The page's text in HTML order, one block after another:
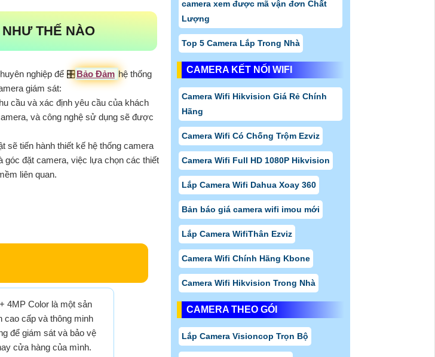
THẾ NÀO
nghiệp để 🎛Bảo Đảm hệ thống
giám sát:
cầu và xác định yêu cầu của khách
và công nghệ sử dụng sẽ được
sẽ tiến hành thiết kế hệ thống camera
góc đặt camera, việc lựa chọn các thiết
liên quan.
4MP Color là một sản
cao cấp và thông minh
để giám sát và bảo vệ
cửa hàng của mình.
camera xem được mã vận đơn Chất
Lượng
Top 5 Camera Lắp Trong Nhà
CAMERA KẾT NỐI WIFI
Camera Wifi Hikvision Giá Rẻ Chính
Hãng
Camera Wifi Có Chống Trộm Ezviz
Camera Wifi Full HD 1080P Hikvision
Lắp Camera Wifi Dahua Xoay 360
Bản báo giá camera wifi imou mới
Lắp Camera WifiThân Ezviz
Camera Wifi Chính Hãng Kbone
Camera Wifi Hikvision Trong Nhà
CAMERA THEO GÓI
Lắp Camera Visioncop Trọn Bộ